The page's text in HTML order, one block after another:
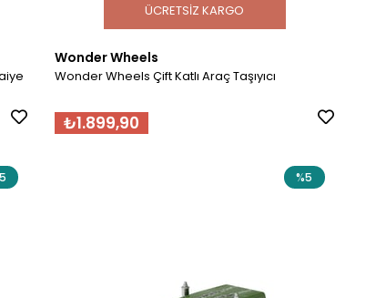
Wonder Wheels
Wonder Wheels Çift Katlı Araç Taşıyıcı
₺1.899,90
ÜCRETSIZ KARGO
%5